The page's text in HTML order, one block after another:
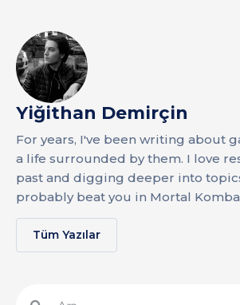
Yiğithan Demirçin
For years, I've been writing about
a life surrounded by them. I love
past and digging deeper into
probably beat you in Mortal
Tüm Yazılar